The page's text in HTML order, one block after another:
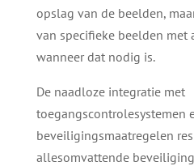
opslag van de beelden,
van specifieke beelden met
wanneer dat nodig is.
De naadloze integratie met
toegangscontrolesystemen
beveiligingsmaatregelen
allesomvattende